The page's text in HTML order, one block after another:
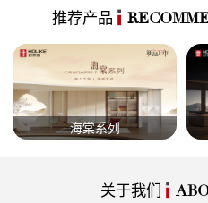
推荐产品
海棠系列
关于我们